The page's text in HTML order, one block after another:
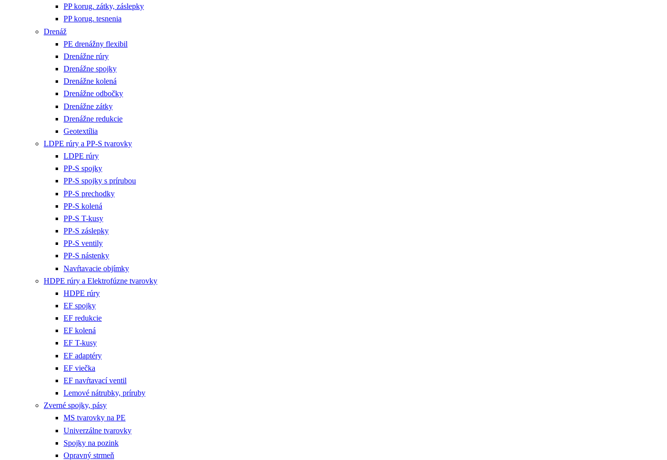
PP korug. zátky, záslepky
PP korug. tesnenia
Drenáž
PE drenážny flexibil
Drenážne rúry
Drenážne spojky
Drenážne kolená
Drenážne odbočky
Drenážne zátky
Drenážne redukcie
Geotextília
LDPE rúry a PP-S tvarovky
LDPE rúry
PP-S spojky
PP-S spojky s prírubou
PP-S prechodky
PP-S kolená
PP-S T-kusy
PP-S záslepky
PP-S ventily
PP-S nástenky
Navŕtavacie objímky
HDPE rúry a Elektrofúzne tvarovky
HDPE rúry
EF spojky
EF redukcie
EF kolená
EF T-kusy
EF adaptéry
EF viečka
EF navŕtavací ventil
Lemové nátrubky, príruby
Zverné spojky, pásy
MS tvarovky na PE
Univerzálne tvarovky
Spojky na pozink
Opravný strmeň